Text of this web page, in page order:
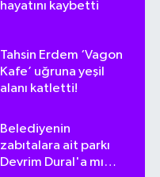
hayatını kaybetti
Tahsin Erdem ‘Vagon
Kafe’ uğruna yeşil
alanı katletti!
Belediyenin
zabıtalara ait parkı
Devrim Dural'a mı